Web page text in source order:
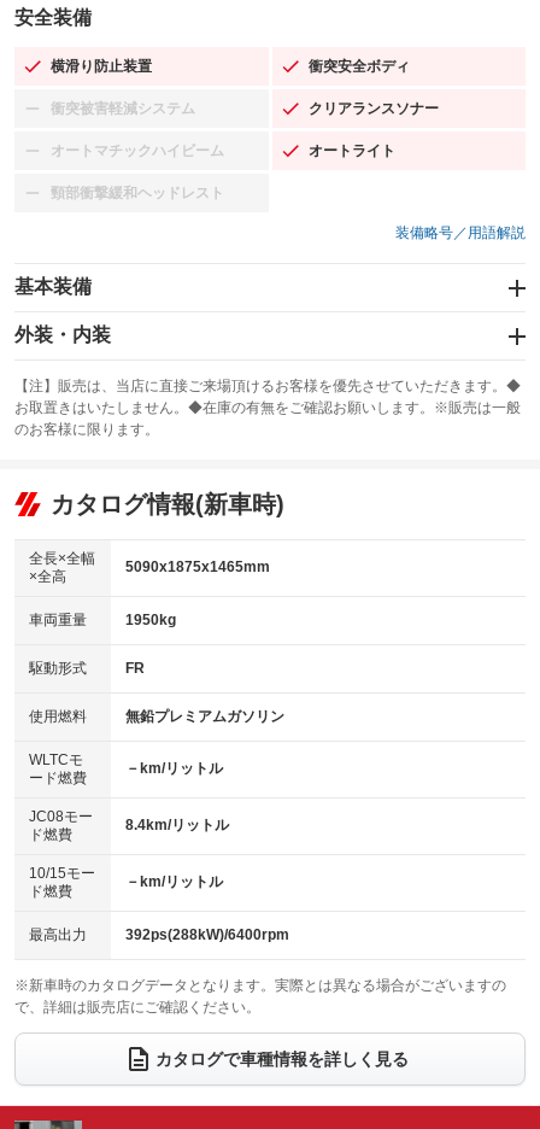
安全装備
横滑り防止装置
：装備あり 衝突安全ボディ
：装備あり
衝突被害軽減システム
：装備なし クリアランスソナー
：装備あり
オートマチックハイビーム
：装備なし オートライト
：装備あり
頸部衝撃緩和ヘッドレスト
：装備なし
装備略号／用語解説
基本装備
エアバッグ：運転席/助手席/サイド
：装備あり
：装備なし
サンルーフ
：装備あり ABS
リフトアップ
：装備なし
：装備なし
パワーウィンドウ
アイドリングストップ
：装備なし
USB入力端子
：装備あり
100V電源
：装備なし
センターデフロック
：装備なし
電動格納ミラー
：装備あり
外装・内装
カーナビ：HDDナビ
：装備あり
TV：フルセグ
：装備あり
ビジュアル：-／DVD再生
：装備あり
アルミホイール：20インチ
：装備あり
HID(キセノンライト)
バックカメラ
エアロ
：装備なし
ローダウン
：装備あり
ベンチシート
：装備なし
チップアップシート
：装備なし
電動格納サードシート
：装備あり シートヒーター
：装備なし
ウォークスルー
電動リアゲート フロントカメラ
：装備なし
シートエアコン
：装備なし 全周囲カメラ
：装備なし
【注】販売は、当店に直接ご来場頂けるお客様を優先させていただきます。◆
お取置きはいたしません。◆在庫の有無をご確認お願いします。※販売は一般
のお客様に限ります。
カタログ情報(新車時)
全長×全幅
×全高
5090x1875x1465mm
車両重量 1950kg
駆動形式 FR
使用燃料 無鉛プレミアムガソリン
WLTCモ
ード燃費
－km/リットル
JC08モー
ド燃費
8.4km/リットル
10/15モー
ド燃費
－km/リットル
最高出力 392ps(288kW)/6400rpm
※新車時のカタログデータとなります。実際とは異なる場合がございますの
で、詳細は販売店にご確認ください。
カタログで車種情報を詳しく見る